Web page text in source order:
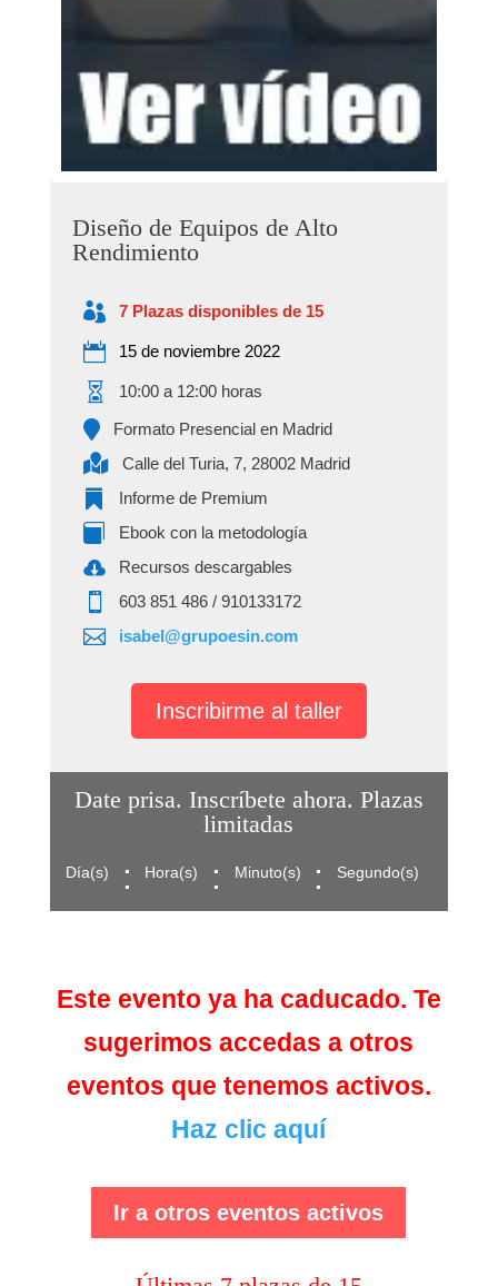
Diseño de Equipos de Alto
Rendimiento
 7 Plazas disponibles de 15
 15 de noviembre 2022
 10:00 a 12:00 horas
 Formato Presencial en Madrid
 Calle del Turia, 7, 28002 Madrid
 Informe de Premium
 Ebook con la metodología
 Recursos descargables
 ‭603 851 486‬ / 910133172
 isabel@grupoesin.com
Inscribirme al taller
Date prisa. Inscríbete ahora. Plazas
limitadas
Día(s) : Hora(s) : Minuto(s) : Segundo(s)
Este evento ya ha caducado. Te
sugerimos accedas a otros
eventos que tenemos activos.
Haz clic aquí
Ir a otros eventos activos